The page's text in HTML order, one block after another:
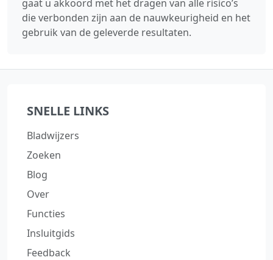
gaat u akkoord met het dragen van alle risico’s
die verbonden zijn aan de nauwkeurigheid en het
gebruik van de geleverde resultaten.
SNELLE LINKS
Bladwijzers
Zoeken
Blog
Over
Functies
Insluitgids
Feedback